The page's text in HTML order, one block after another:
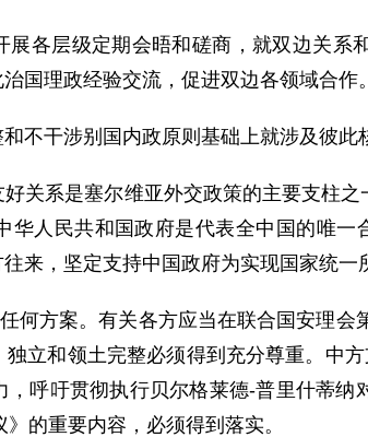
各层级定期会晤和磋商，就双边关系
国理政经验交流，促进双边各领域合作。
不干涉别国内政原则基础上就涉及彼此
关系是塞尔维亚外交政策的主要支柱
华人民共和国政府是代表全中国的唯一
来，坚定支持中国政府为实现国家统一
何方案。有关各方应当在联合国安理
立和领土完整必须得到充分尊重。中
呼吁贯彻执行贝尔格莱德-普里什蒂纳
的重要内容，必须得到落实。